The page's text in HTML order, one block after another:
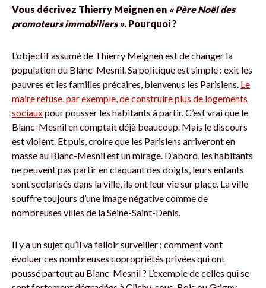
Vous décrivez Thierry Meignen en « Père Noël des
promoteurs immobiliers ». Pourquoi ?
L’objectif assumé de Thierry Meignen est de changer la
population du Blanc-Mesnil. Sa politique est simple : exit les
pauvres et les familles précaires, bienvenus les Parisiens. Le
maire refuse, par exemple, de construire plus de logements
sociauxpour pousser les habitants à partir. C’est vrai que le
Blanc-Mesnil en comptait déjà beaucoup. Mais le discours
est violent. Et puis, croire que les Parisiens arriveront en
masse au Blanc-Mesnil est un mirage. D’abord, les habitants
ne peuvent pas partir en claquant des doigts, leurs enfants
sont scolarisés dans la ville, ils ont leur vie sur place. La ville
souffre toujours d’une image négative comme de
nombreuses villes de la Seine-Saint-Denis.
Il y a un sujet qu’il va falloir surveiller : comment vont
évoluer ces nombreuses copropriétés privées qui ont
poussé partout au Blanc-Mesnil ? L’exemple de celles qui se